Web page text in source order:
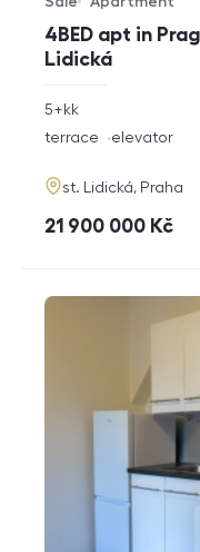
4BED apt in
Lidická
Offer type
Property type
rozměry
disposition
5+kk
funkce
terrace elevator
adresa
st. Lidická, Praha
cena
21 900 000 Kč